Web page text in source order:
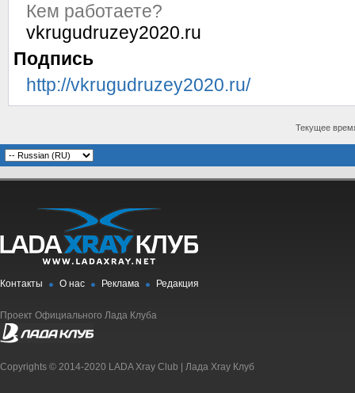
Кем работаете?
vkrugudruzey2020.ru
Подпись
http://vkrugudruzey2020.ru/
Текущее
Контакты О нас Реклама Редакция
Проект Официального Лада Клуба
Copyrights © 2014-2020 LADA Xray Club | Лада Xray Клуб